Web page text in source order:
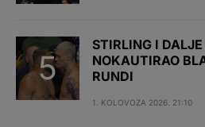
STIRLING I
NOKAUTIRAO
RUNDI
1. KOLOVOZA 2026. 21:10